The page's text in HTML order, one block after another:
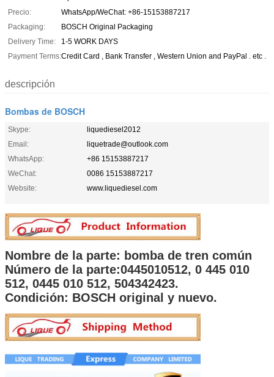
Precio:
WhatsApp/WeChat: +86-15153887217
Packaging:
BOSCH Original Packaging
Delivery Time:
1-5 WORK DAYS
Payment Terms:Credit Card , Bank Transfer , Western Union and PayPal . etc .
descripción
Bombas de BOSCH
Skype:
liquediesel2012
Email:
liquetrade@outlook.com
WhatsApp:
+86 15153887217
WeChat:
0086 15153887217
Website:
www.liquediesel.com
Nombre de la parte: bomba de tren común
Número de la parte:0445010512, 0 445 010
512, 0445 010 512, 504342423.
Condición: BOSCH original y nuevo.